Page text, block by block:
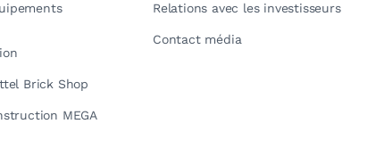
Brick Shop
MEGA
Relations avec les investisseurs
Contact média